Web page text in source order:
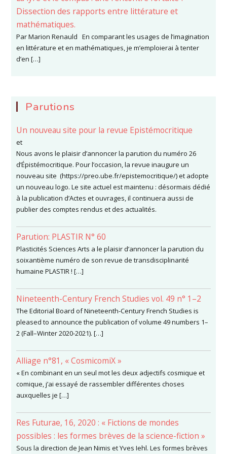
Dissection des rapports entre littérature et
mathématiques.
Par Marion Renauld En comparant les usages de l’imagination
en littérature et en mathématiques, je m’emploierai à tenter
d’en […]
Parutions
Un nouveau site pour la revue Epistémocritique
et
Nous avons le plaisir d’annoncer la parution du numéro 26
d’Épistémocritique. Pour l’occasion, la revue inaugure un
nouveau site (https://preo.ube.fr/epistemocritique/) et adopte
un nouveau logo. Le site actuel est maintenu : désormais dédié
à la publication d’Actes et ouvrages, il continuera aussi de
publier des comptes rendus et des actualités.
Parution: PLASTIR N° 60
Plasticités Sciences Arts a le plaisir d’annoncer la parution du
soixantième numéro de son revue de transdisciplinarité
humaine PLASTIR ! […]
Nineteenth-Century French Studies vol. 49 n° 1–2
The Editorial Board of Nineteenth-Century French Studies is
pleased to announce the publication of volume 49 numbers 1–
2 (Fall–Winter 2020-2021). […]
Alliage n°81, « CosmicomiX »
« En combinant en un seul mot les deux adjectifs cosmique et
comique, j’ai essayé de rassembler différentes choses
auxquelles je […]
Res Futurae, 16, 2020 : « Fictions de mondes
possibles : les formes brèves de la science-fiction »
Sous la direction de Jean Nimis et Yves Iehl. Les formes brèves